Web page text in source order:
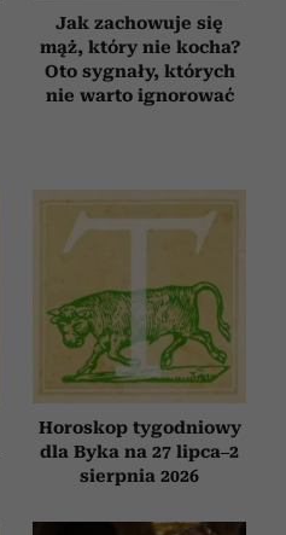
Jak zachowuje się
mąż, który nie kocha?
Oto sygnały, których
nie warto ignorować
Horoskop tygodniowy
dla Byka na 27 lipca–2
sierpnia 2026